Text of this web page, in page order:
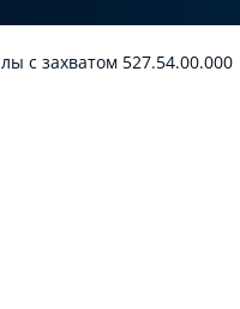
с захватом 527.54.00.000